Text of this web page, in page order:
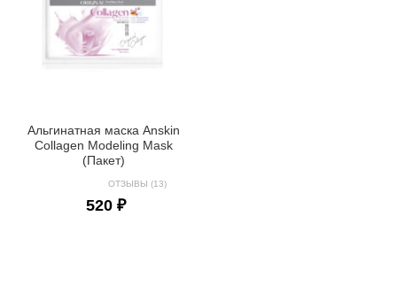
Альгинатная маска Anskin
Collagen Modeling Mask
(Пакет)
ОТЗЫВЫ (13)
520 ₽